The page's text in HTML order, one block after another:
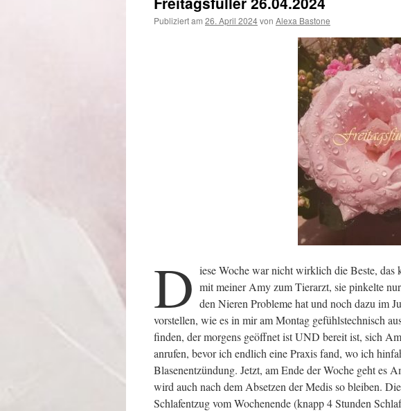
Publiziert am 26. April 2024von Alexa Bastone
D iese Woche war nicht wirklich die Beste, das
mit meiner Amy zum Tierarzt, sie pinkelte
den Nieren Probleme hat und noch dazu im
vorstellen, wie es in mir am Montag gefühlstechnisch
finden, der morgens geöffnet ist UND bereit ist, sich
anrufen, bevor ich endlich eine Praxis fand, wo ich
Blasenentzündung. Jetzt, am Ende der Woche geht es
wird auch nach dem Absetzen der Medis so bleiben.
Schlafentzug vom Wochenende (knapp 4 Stunden